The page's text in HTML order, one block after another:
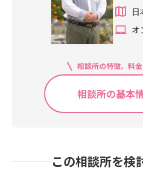
オ
相談所の特徴、料
相談所の基本
この相談所を検